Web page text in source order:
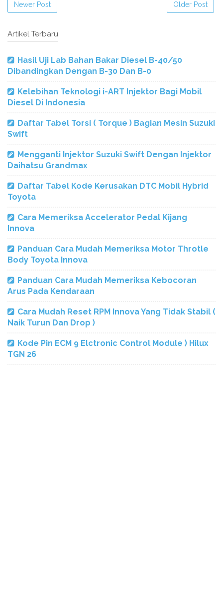
Newer Post Older Post
Artikel Terbaru
Hasil Uji Lab Bahan Bakar Diesel B-40/50
Dibandingkan Dengan B-30 Dan B-0
Kelebihan Teknologi i-ART Injektor Bagi Mobil
Diesel Di Indonesia
Daftar Tabel Torsi ( Torque ) Bagian Mesin Suzuki
Swift
Mengganti Injektor Suzuki Swift Dengan Injektor
Daihatsu Grandmax
Daftar Tabel Kode Kerusakan DTC Mobil Hybrid
Toyota
Cara Memeriksa Accelerator Pedal Kijang
Innova
Panduan Cara Mudah Memeriksa Motor Throtle
Body Toyota Innova
Panduan Cara Mudah Memeriksa Kebocoran
Arus Pada Kendaraan
Cara Mudah Reset RPM Innova Yang Tidak Stabil (
Naik Turun Dan Drop )
Kode Pin ECM 9 Elctronic Control Module ) Hilux
TGN 26